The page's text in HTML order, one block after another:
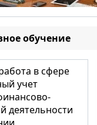
обучение
в сфере
учет
деятельности